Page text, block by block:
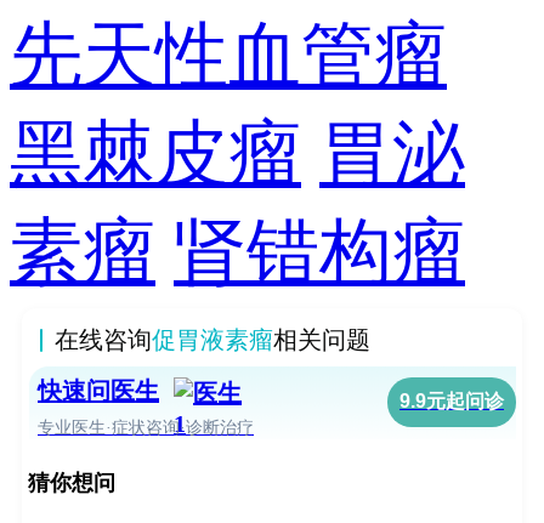
先天性血管瘤
黑棘皮瘤 胃泌
素瘤 肾错构瘤
在线咨询促胃液素瘤相关问题
快速问医生
专业医生·症状咨询·诊断治疗
9.9元起问诊
猜你想问